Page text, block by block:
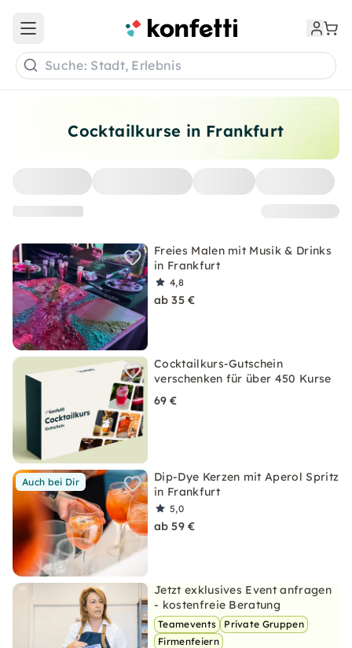
Cocktailkurse in Frankfurt
Freies Malen mit Musik & Drinks
in Frankfurt
4,8
ab 35 €
Cocktailkurs-Gutschein
verschenken für über 450 Kurse
69 €
Auch bei Dir
Dip-Dye Kerzen mit Aperol Spritz
in Frankfurt
5,0
ab 59 €
Jetzt exklusives Event anfragen
- kostenfreie Beratung
Teamevents
Private Gruppen
Firmenfeiern
Open main menu
Suche: Stadt, Erlebnis